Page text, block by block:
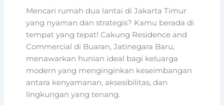
Mencari rumah dua lantai di Jakarta Timur
yang nyaman dan strategis? Kamu berada di
tempat yang tepat! Cakung Residence and
Commercial di Buaran, Jatinegara Baru,
menawarkan hunian ideal bagi keluarga
modern yang menginginkan keseimbangan
antara kenyamanan, aksesibilitas, dan
lingkungan yang tenang.